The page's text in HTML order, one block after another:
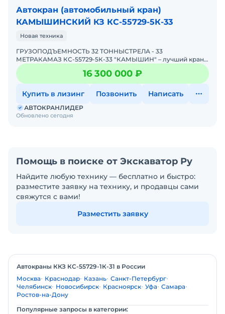
Автокран (автомобильный кран)
КАМЫШИНСКИЙ КЗ КС-55729-5К-33
Новая техника
ГРУЗОПОДЪЕМНОСТЬ 32 ТОННЫСТРЕЛА - 33
МЕТРАКАМАЗ КС-55729-5К-33 "КАМЫШИН" – лучший кpaн
для Вaшего Бизнеса! Автокран B HAЛИЧИИ - 2026 года,
НОВЫЙ! и
16 300 000 ₽
Купить в лизинг Позвонить Написать
Обновлено сегодня
АВТОКРАНЛИДЕР
Помощь в поиске от Экскаватор Ру
Найдите любую технику — бесплатно и быстро:
разместите заявку на технику, и продавцы сами
свяжутся с вами!
Разместить заявку
Автокраны ККЗ КС-55729-1К-31 в России
Москва Краснодар Казань Санкт-Петербург
Челябинск Новосибирск Красноярск Уфа Самара
Ростов-на-Дону
Популярные запросы в категории: